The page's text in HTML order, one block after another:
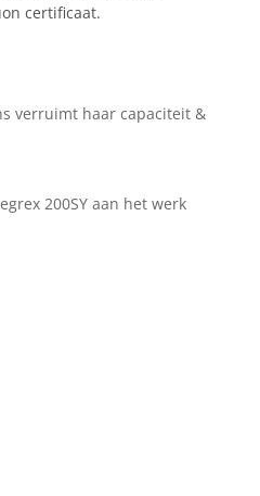
certificaat.
verruimt haar capaciteit &
200SY aan het werk